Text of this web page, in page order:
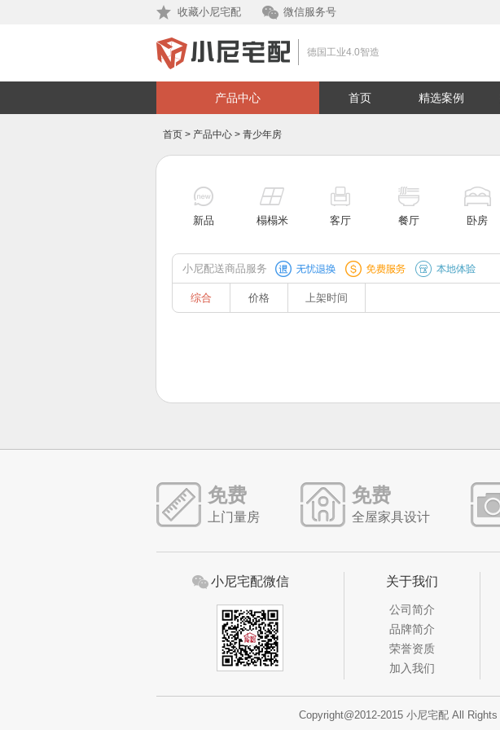
收藏小尼宅配 微信服务号
德国工业4.0智造
产品中心 首页 精选案例
首页 > 产品中心 > 青少年房
新品 榻榻米 客厅 餐厅 卧房
小尼配送商品服务
综合 价格 上架时间
免费
上门量房
免费
全屋家具设计
小尼宅配微信 关于我们
公司简介
品牌简介
荣誉资质
加入我们
Copyright@2012-2015 小尼宅配 All Rights